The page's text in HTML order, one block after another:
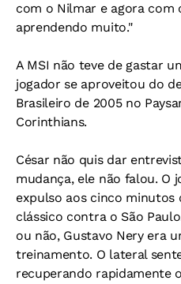
com o Nilmar e agora com
aprendendo muito."
A MSI não teve de gastar
jogador se aproveitou do
Brasileiro de 2005 no
Corinthians.
César não quis dar
mudança, ele não falou. O
expulso aos cinco
clássico contra o São
ou não, Gustavo Nery era
treinamento. O lateral
recuperando rapidamente